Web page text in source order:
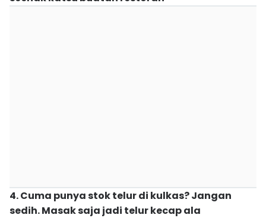
4. Cuma punya stok telur di kulkas? Jangan
sedih. Masak saja jadi telur kecap ala